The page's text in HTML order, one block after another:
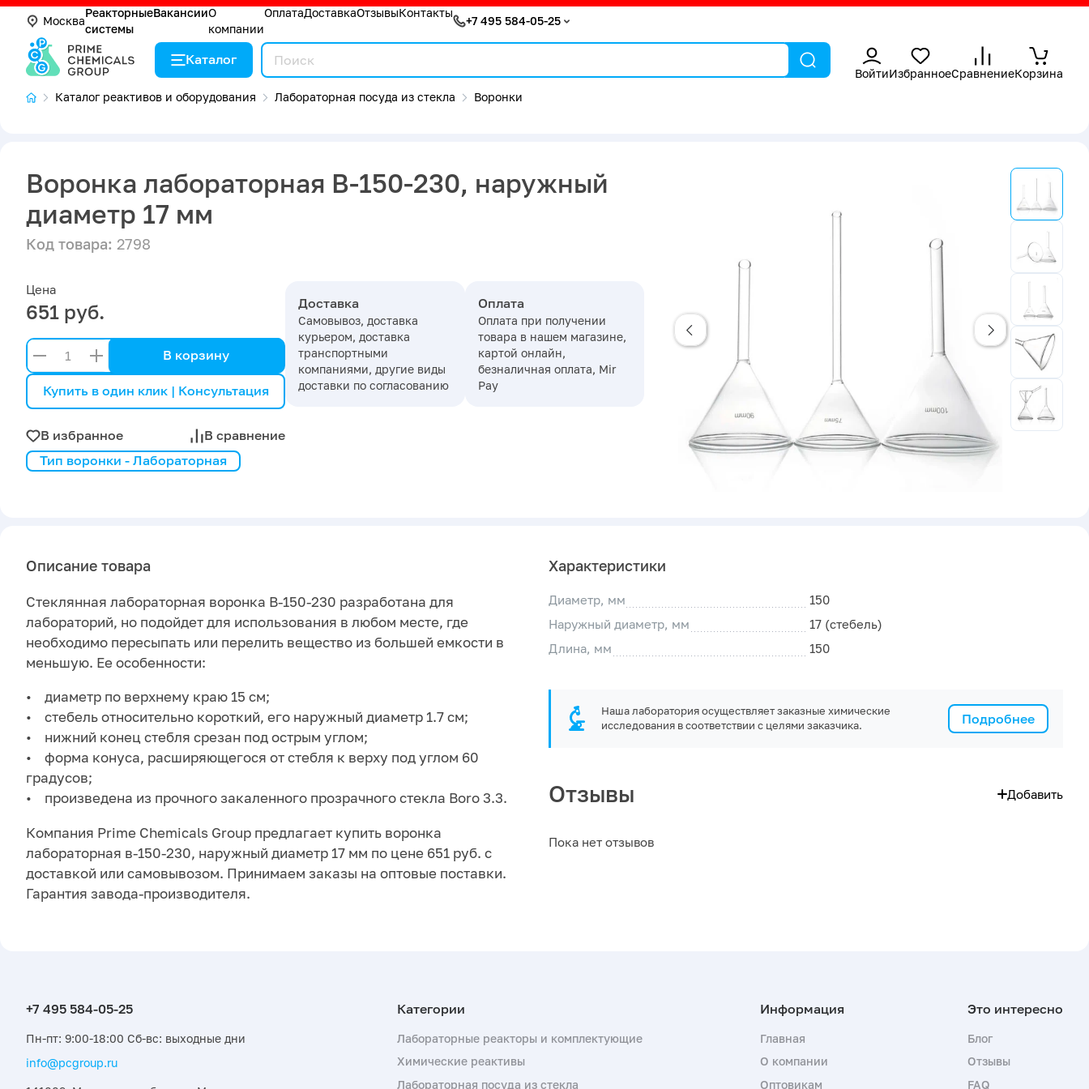
Москва
Реакторные
системы
ВакансииО
компании
ОплатаДоставкаОтзывыКонтакты
+7 495 584-05-25
Каталог
ВойтиИзбранноеСравнениеКорзина
Каталог реактивов и оборудования
Лабораторная посуда из стекла Воронки
Воронка лабораторная В-150-230, наружный
диаметр 17 мм
Код товара: 2798
Цена
651 руб.
В корзину
Купить в один клик | Консультация
В избранное В сравнение
Доставка
Самовывоз, доставка
курьером, доставка
транспортными
компаниями, другие виды
доставки по согласованию
Оплата
Оплата при получении
товара в нашем магазине,
картой онлайн,
безналичная оплата, Mir
Pay
Тип воронки - Лабораторная
Описание товара
Стеклянная лабораторная воронка В-150-230 разработана для
лабораторий, но подойдет для использования в любом месте, где
необходимо пересыпать или перелить вещество из большей емкости в
меньшую. Ее особенности:
• диаметр по верхнему краю 15 см;
• стебель относительно короткий, его наружный диаметр 1.7 см;
• нижний конец стебля срезан под острым углом;
• форма конуса, расширяющегося от стебля к верху под углом 60
градусов;
• произведена из прочного закаленного прозрачного стекла Boro 3.3.
Компания Prime Chemicals Group предлагает купить воронка
лабораторная в-150-230, наружный диаметр 17 мм по цене 651 руб. с
доставкой или самовывозом. Принимаем заказы на оптовые поставки.
Гарантия завода-производителя.
Характеристики
Диаметр, мм
150
Наружный диаметр, мм
17 (стебель)
Длина, мм
150
Подробнее
Наша лаборатория осуществляет заказные химические
исследования в соответствии с целями заказчика.
Отзывы Добавить
Пока нет отзывов
Пн-пт: 9:00-18:00 Сб-вс: выходные дни
info@pcgroup.ru
Лабораторные реакторы и комплектующие
Химические реактивы
Лабораторная посуда из стекла
Главная
О компании
Оптовикам
Блог
Отзывы
FAQ